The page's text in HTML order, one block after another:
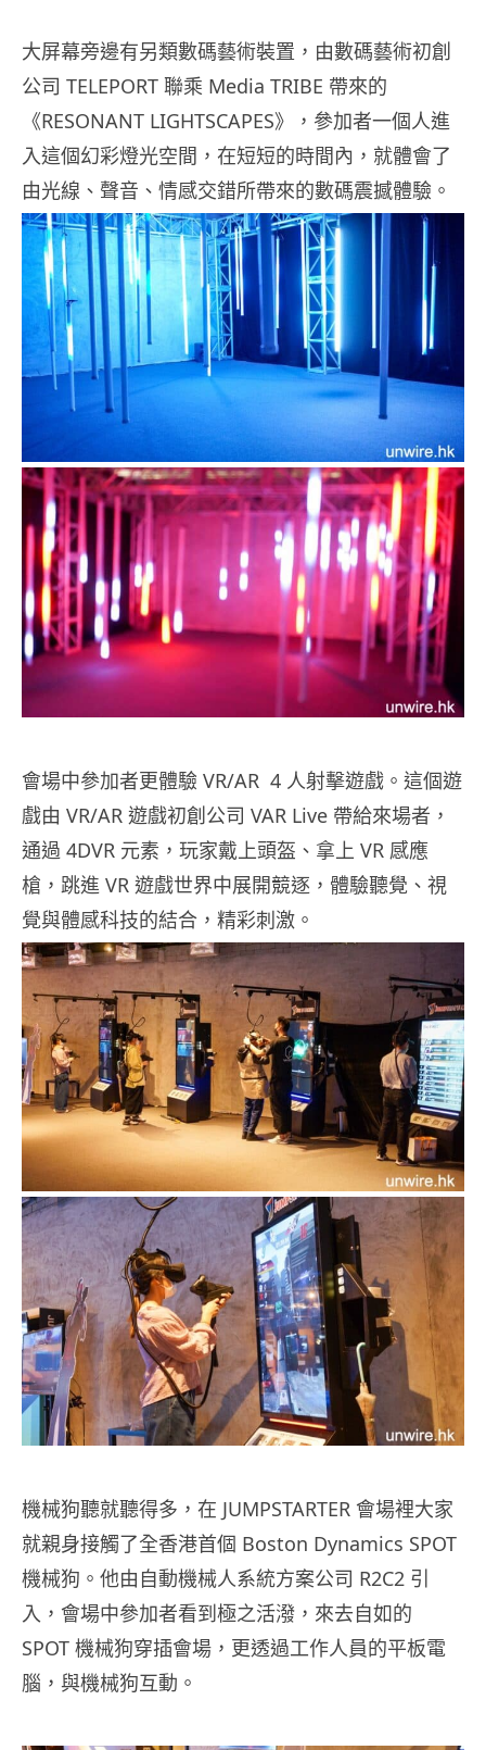
大屏幕旁邊有另類數碼藝術裝置，由數碼藝術初創
公司 TELEPORT 聯乘 Media TRIBE 帶來的
《RESONANT LIGHTSCAPES》，參加者一個人進
入這個幻彩燈光空間，在短短的時間內，就體會了
由光線、聲音、情感交錯所帶來的數碼震撼體驗。
會場中參加者更體驗 VR/AR 4 人射擊遊戲。這個遊
戲由 VR/AR 遊戲初創公司 VAR Live 帶給來場者，
通過 4DVR 元素，玩家戴上頭盔、拿上 VR 感應
槍，跳進 VR 遊戲世界中展開競逐，體驗聽覺、視
覺與體感科技的結合，精彩刺激。
機械狗聽就聽得多，在 JUMPSTARTER 會場裡大家
就親身接觸了全香港首個 Boston Dynamics SPOT
機械狗。他由自動機械人系統方案公司 R2C2 引
入，會場中參加者看到極之活潑，來去自如的
SPOT 機械狗穿插會場，更透過工作人員的平板電
腦，與機械狗互動。